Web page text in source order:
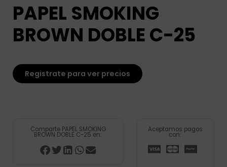
PAPEL SMOKING
BROWN DOBLE C-25
Registrate para ver precios
Comparte PAPEL SMOKING
BROWN DOBLE C-25 en:
Aceptamos pagos
con: